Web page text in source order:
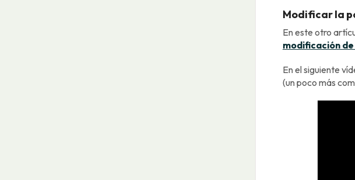
Modificar la
En este otro
modificación
En el siguiente
(un poco más